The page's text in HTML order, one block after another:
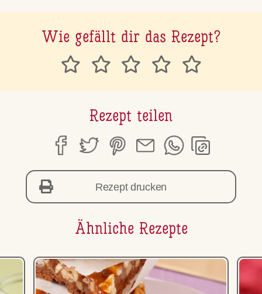
Wie gefällt dir das Rezept?
Rezept teilen
Rezept drucken
Ähnliche Rezepte